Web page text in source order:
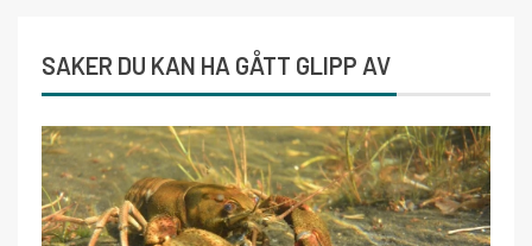
SAKER DU KAN HA GÅTT GLIPP AV